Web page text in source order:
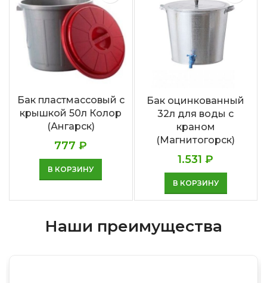
Бак пластмассовый с
крышкой 50л Колор
(Ангарск)
777₽
В КОРЗИНУ
Бак оцинкованный
32л для воды с
краном
(Магнитогорск)
1.531₽
В КОРЗИНУ
Наши преимущества